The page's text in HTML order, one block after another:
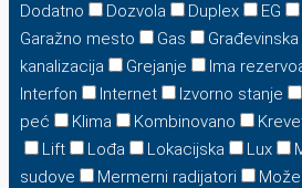
Dodatno
Dozvola Duplex EG
Garažno mesto
Gas Građevinska
kanalizacija
Grejanje Ima
Interfon
Internet Izvorno stanje
peć
Klima Kombinovano
Lift
Lođa Lokacijska Lux
sudove
Mermerni radijatori